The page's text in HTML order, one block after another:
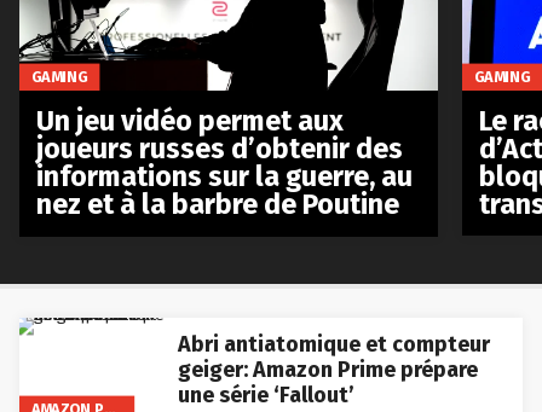
Abri antiatomique et compteur
geiger: Amazon Prime prépare
une série ‘Fallout’
GAMING
Un jeu vidéo permet aux
joueurs russes d’obtenir des
informations sur la guerre, au
nez et à la barbre de Poutine
GAMING
Le